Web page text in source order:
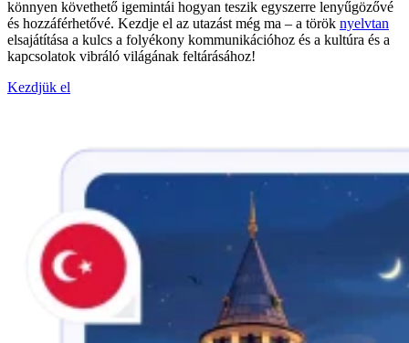
könnyen követhető igemintái hogyan teszik egyszerre lenyűgözővé
és hozzáférhetővé. Kezdje el az utazást még ma – a török nyelvtan
elsajátítása a kulcs a folyékony kommunikációhoz és a kultúra és a
kapcsolatok vibráló világának feltárásához!
Kezdjük el